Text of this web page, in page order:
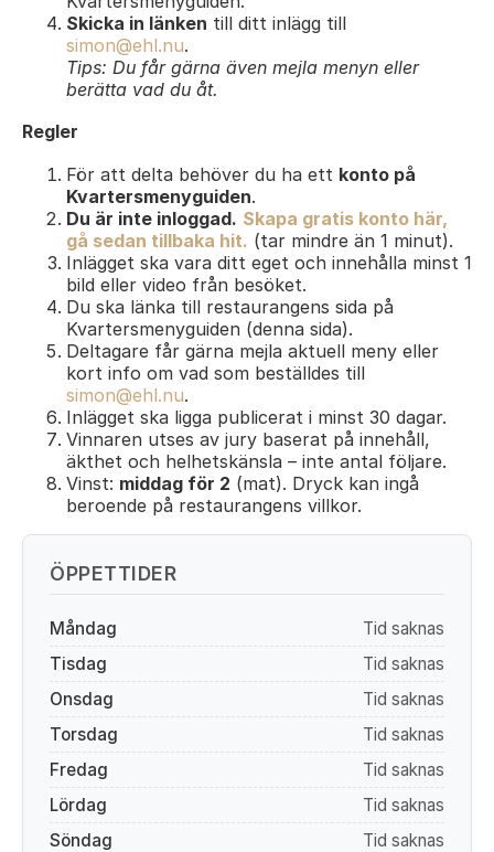
Skicka in länken till ditt inlägg till
simon@ehl.nu.
Tips: Du får gärna även mejla menyn eller
berätta vad du åt.
Regler
För att delta behöver du ha ett konto på
Kvartersmenyguiden.
Du är inte inloggad. Skapa gratis konto här,
gå sedan tillbaka hit. (tar mindre än 1 minut).
Inlägget ska vara ditt eget och innehålla minst 1
bild eller video från besöket.
Du ska länka till restaurangens sida på
Kvartersmenyguiden (denna sida).
Deltagare får gärna mejla aktuell meny eller
kort info om vad som beställdes till
simon@ehl.nu.
Inlägget ska ligga publicerat i minst 30 dagar.
Vinnaren utses av jury baserat på innehåll,
äkthet och helhetskänsla – inte antal följare.
Vinst: middag för 2 (mat). Dryck kan ingå
beroende på restaurangens villkor.
ÖPPETTIDER
Måndag
Tid saknas
Tisdag
Tid saknas
Onsdag
Tid saknas
Torsdag
Tid saknas
Fredag
Tid saknas
Lördag
Tid saknas
Söndag
Tid saknas